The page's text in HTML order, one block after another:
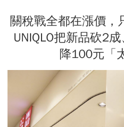
關稅戰全都在漲價，
UNIQLO把新品砍2
降100元「